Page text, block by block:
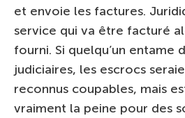
et envoie les factures.
service qui va être facturé
fourni. Si quelqu’un entame
judiciaires, les escrocs
reconnus coupables, mais
vraiment la peine pour des